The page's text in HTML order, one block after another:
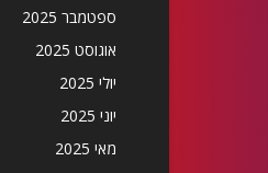
ספטמבר 2025
אוגוסט 2025
יולי 2025
יוני 2025
מאי 2025